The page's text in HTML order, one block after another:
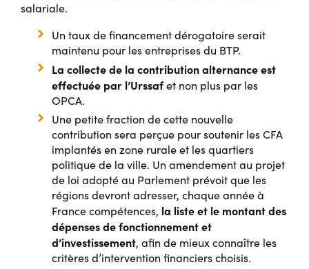
salariale.
Un taux de financement dérogatoire serait
maintenu pour les entreprises du BTP.
La collecte de la contribution alternance est
effectuée par l’Urssafet non plus par les
OPCA.
Une petite fraction de cette nouvelle
contribution sera perçue pour soutenir les CFA
implantés en zone rurale et les quartiers
politique de la ville. Un amendement au projet
de loi adopté au Parlement prévoit que les
régions devront adresser, chaque année à
France compétences, la liste et le montant des
dépenses de fonctionnement et
d’investissement, afin de mieux connaître les
critères d’intervention financiers choisis.